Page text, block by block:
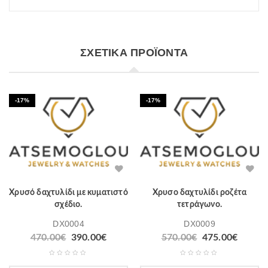
ΣΧΕΤΙΚΆ ΠΡΟΪΌΝΤΑ
-17%
Χρυσό δαχτυλίδι με κυματιστό
σχέδιο.
DX0004
470.00€ Original
price
390.00€
-17%
Χρυσο δαχτυλίδι ροζέτα
τετράγωνο.
DX0009
570.00€ Original
price
475.00€